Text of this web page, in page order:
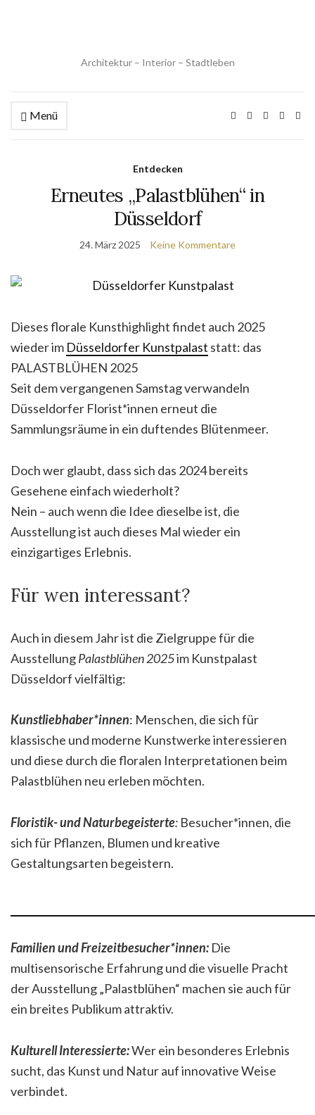
Architektur – Interior – Stadtleben
Menü
Entdecken
Erneutes „Palastblühen“ in
Düsseldorf
24. März 2025 Keine Kommentare
Dieses florale Kunsthighlight findet auch 2025
wieder im Düsseldorfer Kunstpalast statt: das
PALASTBLÜHEN 2025
Seit dem vergangenen Samstag verwandeln
Düsseldorfer Florist*innen erneut die
Sammlungsräume in ein duftendes Blütenmeer.
Doch wer glaubt, dass sich das 2024 bereits
Gesehene einfach wiederholt?
Nein – auch wenn die Idee dieselbe ist, die
Ausstellung ist auch dieses Mal wieder ein
einzigartiges Erlebnis.
Für wen interessant?
Auch in diesem Jahr ist die Zielgruppe für die
AusstellungPalastblühen 2025im Kunstpalast
Düsseldorf vielfältig:
Kunstliebhaber*innen: Menschen, die sich für
klassische und moderne Kunstwerke interessieren
und diese durch die floralen Interpretationen beim
Palastblühen neu erleben möchten.
Floristik- und Naturbegeisterte: Besucher*innen, die
sich für Pflanzen, Blumen und kreative
Gestaltungsarten begeistern.
Familien und Freizeitbesucher*innen: Die
multisensorische Erfahrung und die visuelle Pracht
der Ausstellung „Palastblühen“ machen sie auch für
ein breites Publikum attraktiv.
Kulturell Interessierte:Wer ein besonderes Erlebnis
sucht, das Kunst und Natur auf innovative Weise
verbindet.